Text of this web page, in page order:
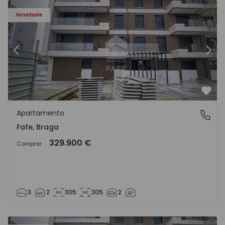
Novidade
Anterior
Fafe, Braga
Apartamento
Fafe, Braga
Comprar 329.900 €
3 2 305 305 2